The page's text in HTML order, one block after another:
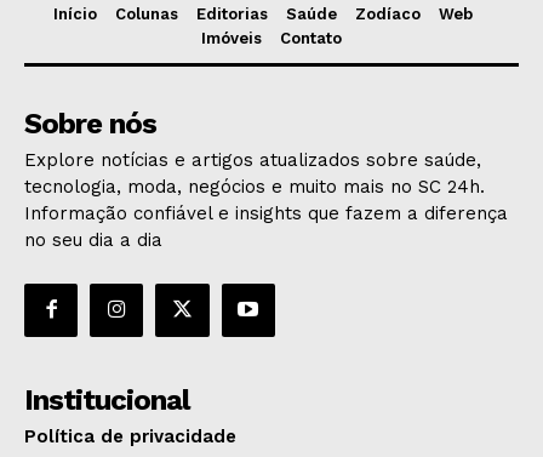
Início Colunas Editorias Saúde Zodíaco
Web
Imóveis
Contato
Sobre nós
Explore notícias e artigos atualizados sobre saúde,
tecnologia, moda, negócios e muito mais no SC 24h.
Informação confiável e insights que fazem a diferença
no seu dia a dia
Institucional
Política de privacidade